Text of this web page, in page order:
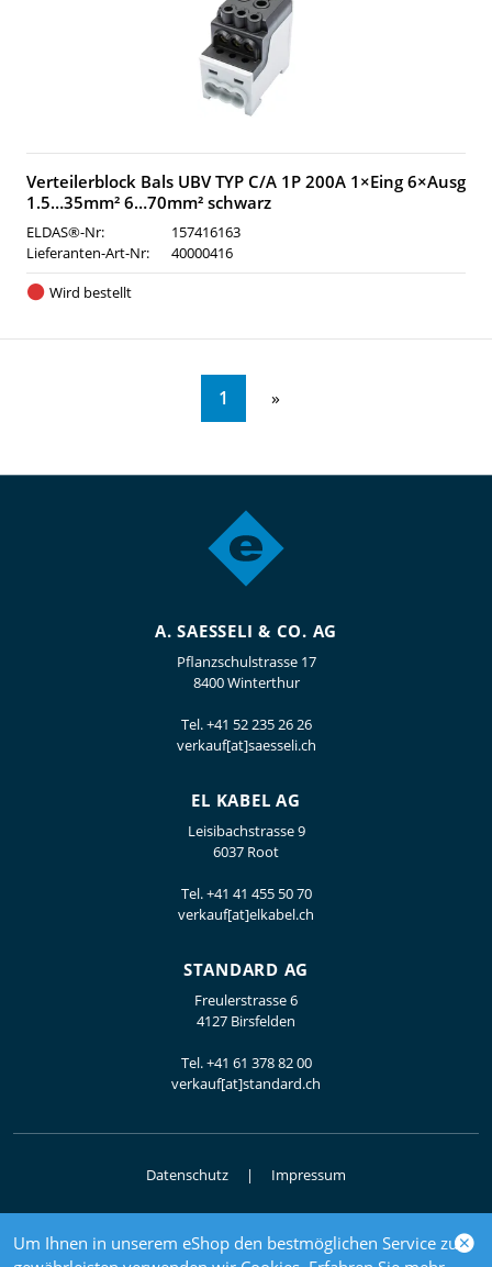
Um Ihnen in unserem eShop den bestmöglichen Service zu
Verteilerblock Bals UBV TYP C/A 1P 200A 1×Eing 6×Ausg
1.5…35mm² 6…70mm² schwarz
ELDAS®-Nr:
157416163
Lieferanten-Art-Nr:
40000416
Wird bestellt
1
A. SAESSELI & CO. AG
Pflanzschulstrasse 17
8400 Winterthur
Tel.+41 52 235 26 26
verkauf[at]saesseli.ch
EL KABEL AG
Leisibachstrasse 9
6037 Root
Tel.+41 41 455 50 70
verkauf[at]elkabel.ch
STANDARD AG
Freulerstrasse 6
4127 Birsfelden
Tel.+41 61 378 82 00
verkauf[at]standard.ch
Datenschutz Impressum
© 2026 Elektrogrosshandel